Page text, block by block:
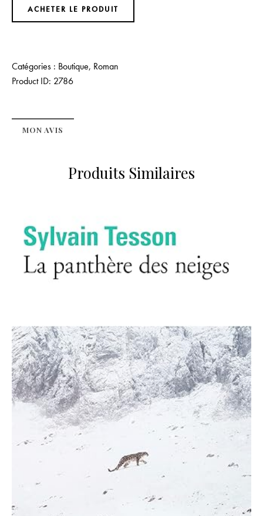
ACHETER LE PRODUIT
Catégories : Boutique, Roman
Product ID: 2786
MON AVIS
Produits Similaires